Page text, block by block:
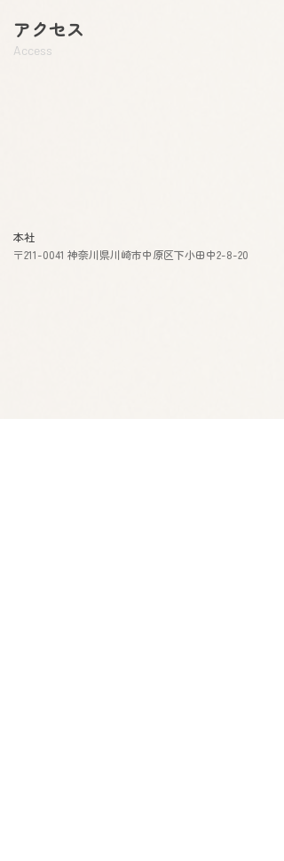
アクセス
Access
本社
〒211-0041 神奈川県川崎市中原区下小田中2-8-20